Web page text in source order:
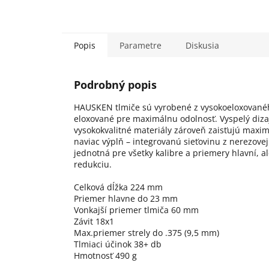
Popis Parametre Diskusia
Podrobný popis
HAUSKEN tlmiče sú vyrobené z
eloxované pre maximálnu odolnosť. Vyspelý
vysokokvalitné materiály zároveň zaisťujú
naviac výplň – integrovanú sieťovinu z
jednotná pre všetky kalibre a priemery hlavní,
redukciu.
Celková dĺžka 224 mm
Priemer hlavne do 23 mm
Vonkajší priemer tlmiča 60 mm
Závit 18x1
Max.priemer strely do .375 (9,5 mm)
Tlmiaci účinok 38+ db
Hmotnosť 490 g